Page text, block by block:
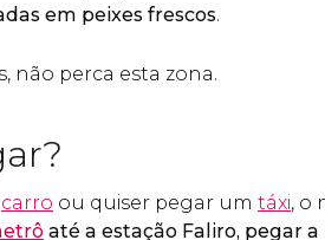
em peixes frescos.
não perca esta zona.
carro ou quiser pegar um táxi, o
até a estação Faliro, pegar